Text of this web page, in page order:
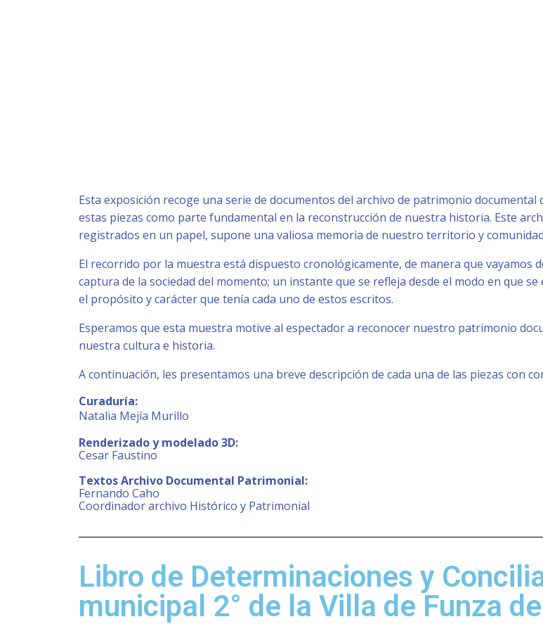
Esta exposición recoge una serie de documentos del archivo de patrimonio
estas piezas como parte fundamental en la reconstrucción de nuestra historia. Este
registrados en un papel, supone una valiosa memoria de nuestro territorio y
El recorrido por la muestra está dispuesto cronológicamente, de manera que vayamos
captura de la sociedad del momento; un instante que se refleja desde el modo en que
el propósito y carácter que tenía cada uno de estos escritos.
Esperamos que esta muestra motive al espectador a reconocer nuestro patrimonio
nuestra cultura e historia.
A continuación, les presentamos una breve descripción de cada una de las piezas con
Curaduría:
Natalia Mejía Murillo
Renderizado y modelado 3D:
Cesar Faustino
Textos Archivo Documental Patrimonial:
Fernando Caho
Coordinador archivo Histórico y Patrimonial
Libro de Determinaciones y
municipal 2° de la Villa de Funza